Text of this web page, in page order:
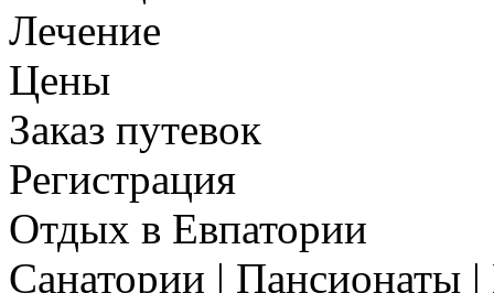
Лечение
Цены
Заказ путевок
Регистрация
Отдых в Евпатории
Санатории | Пансионаты |